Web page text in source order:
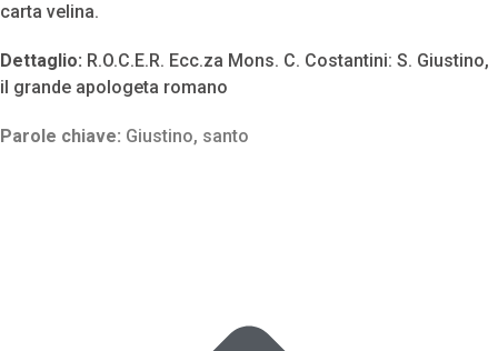
carta velina.
Dettaglio: R.O.C.E.R. Ecc.za Mons. C. Costantini: S. Giustino,
il grande apologeta romano
Parole chiave: Giustino, santo